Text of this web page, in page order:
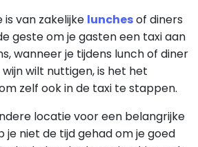
van zakelijke lunchesof diners
geste om je gasten een taxi aan
wanneer je tijdens lunch of diner
wilt nuttigen, is het het
zelf ook in de taxi te stappen.
locatie voor een belangrijke
je niet de tijd gehad om je goed